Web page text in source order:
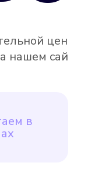
цене, а
сайте
в